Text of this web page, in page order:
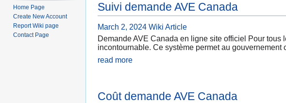
Suivi demande AVE Canada
March 2, 2024 Wiki Article
Demande AVE Canada en ligne site officiel Pour
incontournable. Ce système permet au
read more
Coût demande AVE Canada
Home Page
Create New Account
Report Wiki page
Contact Page